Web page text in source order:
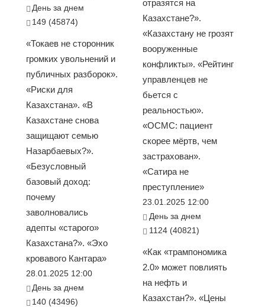
День за днем
149 (45874)
«Токаев не сторонник
громких увольнений и
публичных разборок».
«Риски для
Казахстана». «В
Казахстане снова
защищают семью
Назарбаевых?».
«Безусловный
базовый доход:
почему
заволновались
адепты «старого»
Казахстана?». «Эхо
кровавого Кантара»
28.01.2025 12:00
День за днем
140 (43496)
отразятся на
Казахстане?».
«Казахстану не грозят
вооруженные
конфликты». «Рейтинг
управленцев не
бьется с
реальностью».
«ОСМС: пациент
скорее мёртв, чем
застрахован».
«Сатира не
преступление»
23.01.2025 12:00
День за днем
1124 (40821)
«Как «трампономика
2.0» может повлиять
на нефть и
Казахстан?». «Цены